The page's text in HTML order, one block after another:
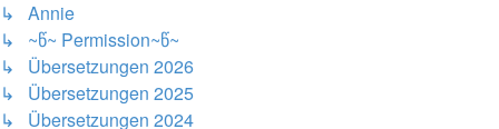
↳ Annie
↳ ~წ~ Permission~წ~
↳ Übersetzungen 2026
↳ Übersetzungen 2025
↳ Übersetzungen 2024